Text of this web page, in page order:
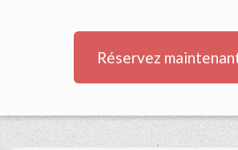
Réservez